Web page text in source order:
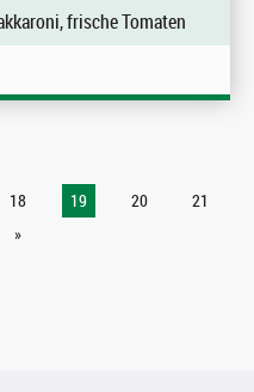
frische Tomaten
18 19 20
21
»